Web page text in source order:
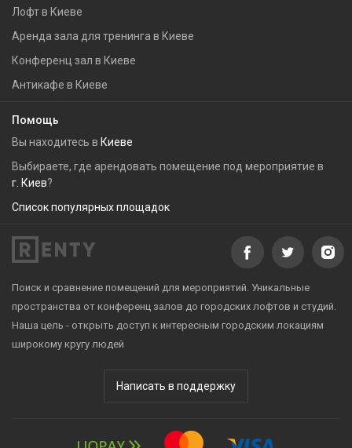
Лофт в Киеве
Аренда зала для тренинга в Киеве
Конференц зал в Киеве
Антикафе в Киеве
Помощь
Вы находитесь в Киеве
Выбираете, где арендовать помещение под мероприятие в
г. Киев?
Список популярных площадок
Поиск и сравнение помещений для мероприятий. Уникальные
пространства от конференц залов до городских лофтов и студий.
Наша цель - открыть доступ к интересным городским локациям
широкому кругу людей
Написать в поддержку